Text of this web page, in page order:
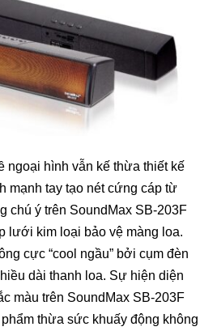
ngoại hình vẫn kế thừa thiết kế
mạnh tay tạo nét cứng cáp từ
chú ý trên SoundMax SB-203F
lưới kim loại bảo vệ màng loa.
cực “cool ngầu” bởi cụm đèn
dài thanh loa. Sự hiện diện
màu trên SoundMax SB-203F
thừa sức khuấy động không